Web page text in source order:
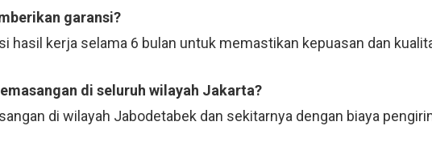
garansi?
hasil kerja selama 6 bulan untuk memastikan kepuasan dan
di seluruh wilayah Jakarta?
di wilayah Jabodetabek dan sekitarnya dengan biaya